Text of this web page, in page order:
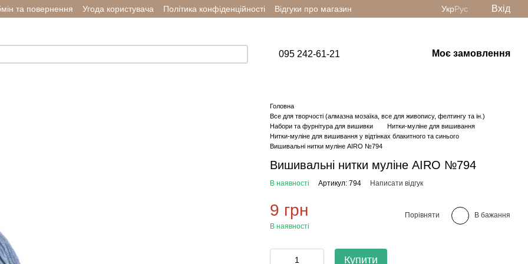
та повернення Угода користувача Політика конфіденційності Відгуки про магазин УкрРус Вхід
095 242-61-21 Моє замовлення
Головна
Все для творчості (алмазна мозаїка, все для живопису, фелтингу та ін.)
Набори та фурнітура для вишивки
Нитки-муліне для вишивання
Нитки-муліне для вишивання у відтінках блакитного та синього
Вишивальні нитки муліне AIRO №794
Вишивальні нитки муліне AIRO №794
В наявності Артикул: 794 Написати відгук
9 грн
В наявності
Порівняти В бажання
Купити